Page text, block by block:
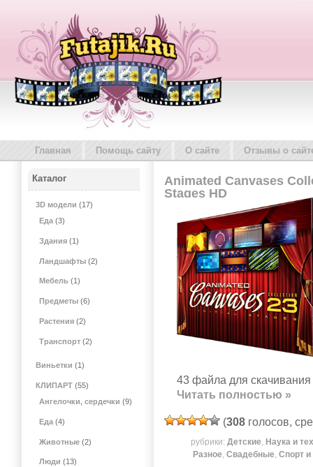
Главная Помощь сайту О сайте Отзывы о
Animated Canvases
Stages HD
43 файла для скачивания
Читать полностью »
(308 голосов,
рубрики:Детские, Наука и
Разное,Свадебные,Спорт
Каталог
3D модели (17)
Еда (3)
Здания (1)
Ландшафты (2)
Мебель (1)
Предметы (6)
Растения (2)
Транспорт (2)
Виньетки (1)
КЛИПАРТ(55)
Ангелочки, сердечки (9)
Еда (4)
Животные (2)
Люди (13)